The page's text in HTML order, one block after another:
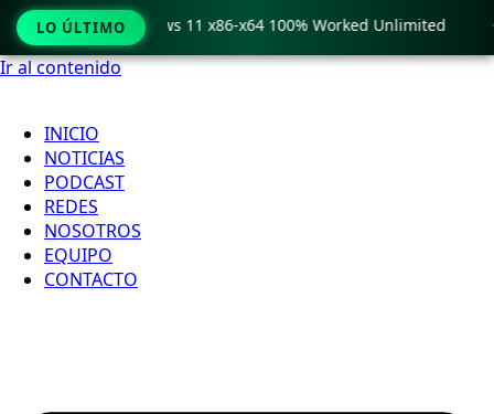
Ir al contenido
INICIO
NOTICIAS
PODCAST
REDES
NOSOTROS
EQUIPO
CONTACTO
LO ÚLTIMO
Crack only Windows 11 x86-x64 100% Worked Unlimited